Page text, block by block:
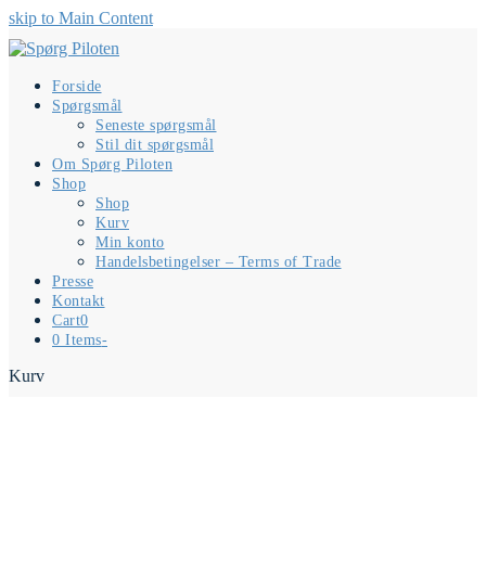
skip to Main Content
Forside
Spørgsmål
Seneste spørgsmål
Stil dit spørgsmål
Om Spørg Piloten
Shop
Shop
Kurv
Min konto
Handelsbetingelser – Terms of Trade
Presse
Kontakt
Cart0
0 Items-
Kurv